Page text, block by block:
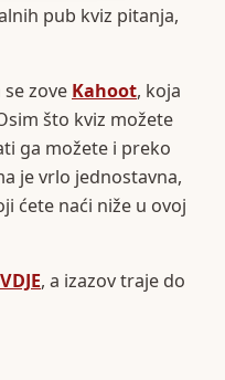
pub kviz pitanja,
zove Kahoot, koja
što kviz možete
ga možete i preko
je vrlo jednostavna,
ćete naći niže u ovoj
, a izazov traje do